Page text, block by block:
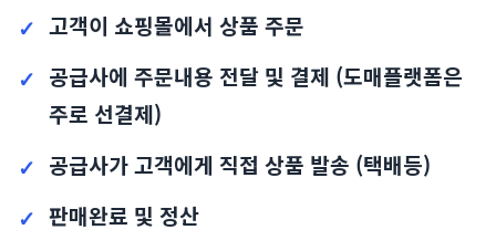
고객이 쇼핑몰에서 상품 주문
공급사에 주문내용 전달 및 결제 (도매플랫폼은
주로 선결제)
공급사가 고객에게 직접 상품 발송 (택배등)
판매완료 및 정산